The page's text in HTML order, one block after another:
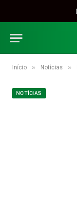
Início » Notícias »
NOTÍCIAS